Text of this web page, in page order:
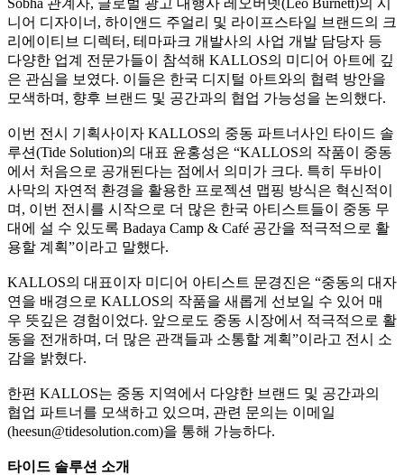
니어 디자이너, 하이앤드 주얼리 및 라이프스타일 브랜드의 크
리에이티브 디렉터, 테마파크 개발사의 사업 개발 담당자 등
다양한 업계 전문가들이 참석해 KALLOS의 미디어 아트에 깊
은 관심을 보였다. 이들은 한국 디지털 아트와의 협력 방안을
모색하며, 향후 브랜드 및 공간과의 협업 가능성을 논의했다.
이번 전시 기획사이자 KALLOS의 중동 파트너사인 타이드 솔
루션(Tide Solution)의 대표 윤홍성은 “KALLOS의 작품이 중동
에서 처음으로 공개된다는 점에서 의미가 크다. 특히 두바이
사막의 자연적 환경을 활용한 프로젝션 맵핑 방식은 혁신적이
며, 이번 전시를 시작으로 더 많은 한국 아티스트들이 중동 무
대에 설 수 있도록 Badaya Camp & Café 공간을 적극적으로 활
용할 계획”이라고 말했다.
KALLOS의 대표이자 미디어 아티스트 문경진은 “중동의 대자
연을 배경으로 KALLOS의 작품을 새롭게 선보일 수 있어 매
우 뜻깊은 경험이었다. 앞으로도 중동 시장에서 적극적으로 활
동을 전개하며, 더 많은 관객들과 소통할 계획”이라고 전시 소
감을 밝혔다.
한편 KALLOS는 중동 지역에서 다양한 브랜드 및 공간과의
협업 파트너를 모색하고 있으며, 관련 문의는 이메일
(heesun@tidesolution.com)을 통해 가능하다.
타이드 솔루션 소개